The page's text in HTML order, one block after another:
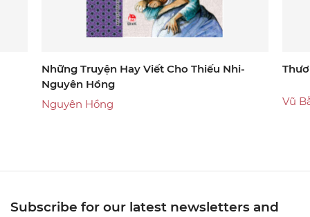
Những Truyện Hay Viết Cho Thiếu Nhi-
Nguyên Hồng
Nguyên Hồng
Vũ
Subscribe for our latest newsletters and